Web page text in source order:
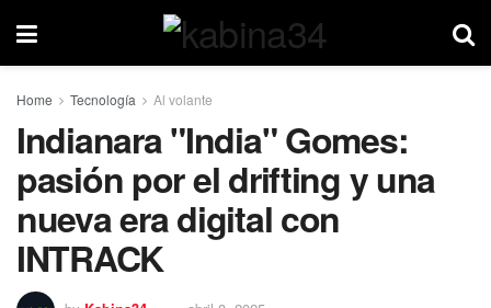
Home Tecnología Al volante
Indianara "India" Gomes:
pasión por el drifting y una
nueva era digital con
INTRACK